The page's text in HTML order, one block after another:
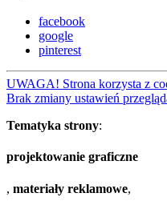
facebook
google
pinterest
UWAGA! Strona korzysta z
Brak zmiany ustawień
Tematyka strony:
projektowanie graficzne
, materiały reklamowe,